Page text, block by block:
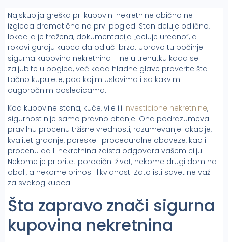
Najskuplja greška pri kupovini nekretnine obično ne
izgleda dramatično na prvi pogled. Stan deluje odlično,
lokacija je tražena, dokumentacija „deluje uredno“, a
rokovi guraju kupca da odluči brzo. Upravo tu počinje
sigurna kupovina nekretnina – ne u trenutku kada se
zaljubite u pogled, već kada hladne glave proverite šta
tačno kupujete, pod kojim uslovima i sa kakvim
dugoročnim posledicama.
Kod kupovine stana, kuće, vile ili investicione nekretnine,
sigurnost nije samo pravno pitanje. Ona podrazumeva i
pravilnu procenu tržišne vrednosti, razumevanje lokacije,
kvalitet gradnje, poreske i proceduralne obaveze, kao i
procenu da li nekretnina zaista odgovara vašem cilju.
Nekome je prioritet porodični život, nekome drugi dom na
obali, a nekome prinos i likvidnost. Zato isti savet ne važi
za svakog kupca.
Šta zapravo znači sigurna
kupovina nekretnina